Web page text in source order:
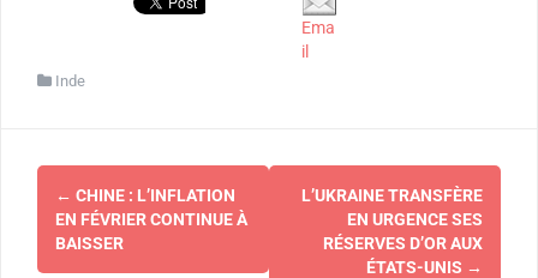
Ema
il
Inde
Navigation
d'article
← CHINE : L’INFLATION
EN FÉVRIER CONTINUE À
BAISSER
L’UKRAINE TRANSFÈRE
EN URGENCE SES
RÉSERVES D’OR AUX
ÉTATS-UNIS →